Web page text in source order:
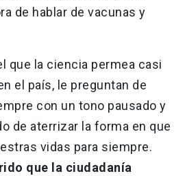
de hablar de vacunas y
que la ciencia permea casi
el país, le preguntan de
con un tono pausado y
de aterrizar la forma en que
vidas para siempre.
que la ciudadanía